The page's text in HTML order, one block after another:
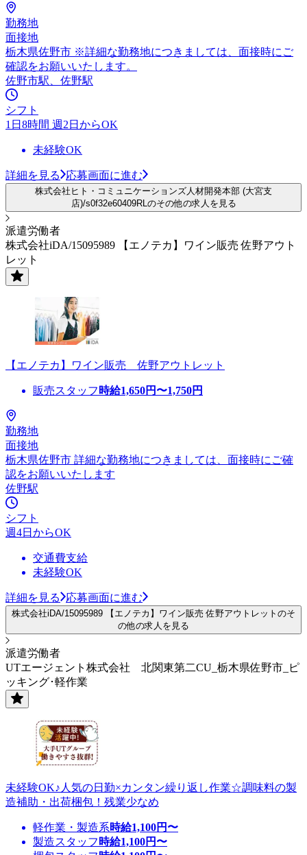
勤務地
面接地
栃木県佐野市 ※詳細な勤務地につきましては、面接時にご
確認をお願いいたします。
佐野市駅、佐野駅
シフト
1日8時間 週2日からOK
未経験OK
詳細を見る 応募画面に進む
株式会社ヒト・コミュニケーションズ人材開発本部 (大宮支
店)/s0f32e60409RLのその他の求人を見る
派遣労働者
株式会社iDA/15095989 【エノテカ】ワイン販売 佐野アウト
レット
【エノテカ】ワイン販売 佐野アウトレット
販売スタッフ 時給1,650円〜1,750円
勤務地
面接地
栃木県佐野市 詳細な勤務地につきましては、面接時にご確
認をお願いいたします
佐野駅
シフト
週4日からOK
交通費支給
未経験OK
詳細を見る 応募画面に進む
株式会社iDA/15095989 【エノテカ】ワイン販売 佐野アウトレットのそ
の他の求人を見る
派遣労働者
UTエージェント株式会社 北関東第二CU_栃木県佐野市_ピ
ッキング･軽作業
未経験OK♪人気の日勤×カンタン繰り返し作業☆調味料の製
造補助・出荷梱包！残業少なめ
軽作業・製造系時給1,100円〜
製造スタッフ 時給1,100円〜